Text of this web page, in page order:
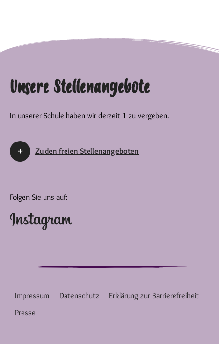
Unsere Stellenangebote
In unserer Schule haben wir derzeit 1 zu vergeben.
Zu den freien Stellenangeboten
Folgen Sie uns auf:
Impressum Datenschutz
Erklärung zur Barrierefreiheit
Presse